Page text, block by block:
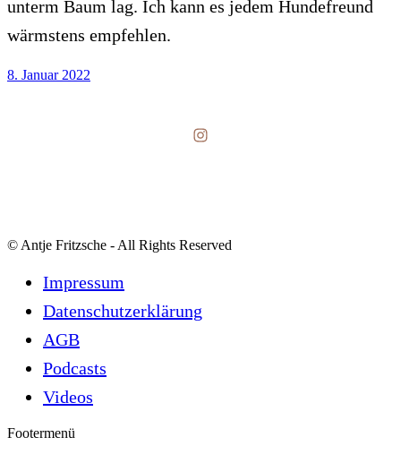
unterm Baum lag. Ich kann es jedem Hundefreund
wärmstens empfehlen.
8. Januar 2022
Instagram
© Antje Fritzsche - All Rights Reserved
Impressum
Datenschutzerklärung
AGB
Podcasts
Videos
Footermenü